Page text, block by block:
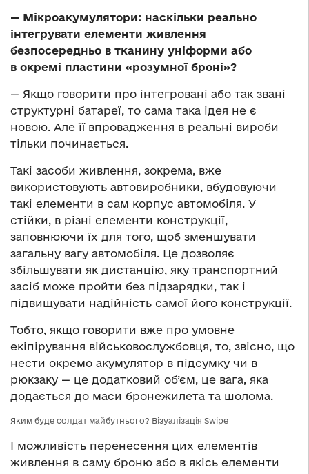
— Мікроакумулятори: наскільки реально
інтегрувати елементи живлення
безпосередньо в тканину уніформи або
в окремі пластини «розумної броні»?
— Якщо говорити про інтегровані або так звані
структурні батареї, то сама така ідея не є
новою. Але її впровадження в реальні вироби
тільки починається.
Такі засоби живлення, зокрема, вже
використовують автовиробники, вбудовуючи
такі елементи в сам корпус автомобіля. У
стійки, в різні елементи конструкції,
заповнюючи їх для того, щоб зменшувати
загальну вагу автомобіля. Це дозволяє
збільшувати як дистанцію, яку транспортний
засіб може пройти без підзарядки, так і
підвищувати надійність самої його конструкції.
Тобто, якщо говорити вже про умовне
екіпірування військовослужбовця, то, звісно, що
нести окремо акумулятор в підсумку чи в
рюкзаку — це додатковий об’єм, це вага, яка
додається до маси бронежилета та шолома.
Яким буде солдат майбутнього? Візуалізація Swipe
І можливість перенесення цих елементів
живлення в саму броню або в якісь елементи